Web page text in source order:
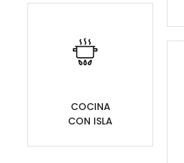
COCINA
CON ISLA